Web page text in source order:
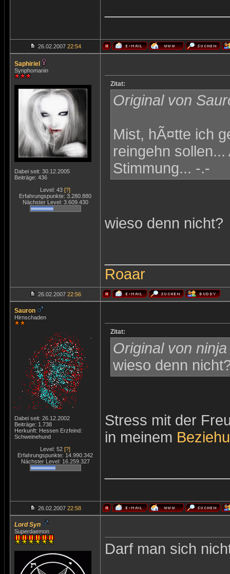
26.02.2007 22:54
Saphiriel
Synphomanin
Dabei seit: 30.12.2005
Beiträge: 436
Level: 43 [?]
Erfahrungspunkte: 3.280.880
Nächster Level: 3.609.430
Zitat:
Original von
Mist, hÃ¤tte ich
reingehn
Stimmung... -.-
wieso denn nicht?
Roaar
26.02.2007 22:56
Sauron
Hirnschaden
Dabei seit: 26.12.2002
Beiträge: 1.738
Herkunft: Hessen Erzfeind:
Schweinehund
Level: 52 [?]
Erfahrungspunkte: 14.990.342
Nächster Level: 16.259.327
Zitat:
Original von ninja
wieso denn
Stress mit der
in meinem
26.02.2007 22:58
Lord Syn
Superdaemon
Darf man sich